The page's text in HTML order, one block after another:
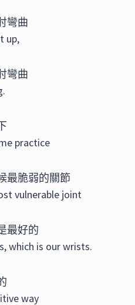
彎曲
up,
彎曲
practice
最脆弱的關節
vulnerable joint
最好的
which is our wrists.
way